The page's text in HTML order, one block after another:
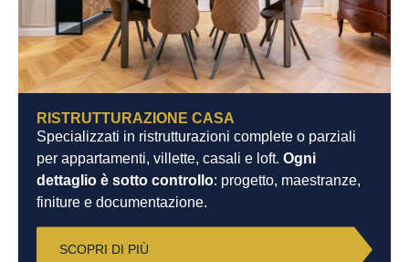
RISTRUTTURAZIONE CASA
Specializzati in ristrutturazioni complete o parziali
per appartamenti, villette, casali e loft. Ogni
dettaglio è sotto controllo: progetto, maestranze,
finiture e documentazione.
SCOPRI DI PIÙ